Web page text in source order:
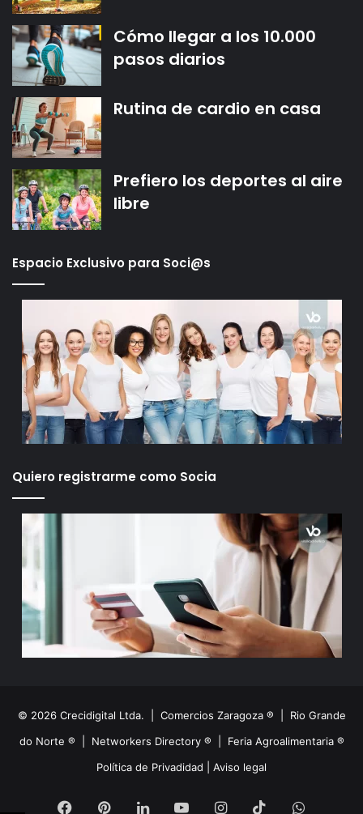
Cómo llegar a los 10.000
pasos diarios
Rutina de cardio en casa
Prefiero los deportes al aire
libre
Espacio Exclusivo para Soci@s
Quiero registrarme como Socia
© 2026 Crecidigital Ltda. | Comercios Zaragoza ®
Rio Grande
do Norte ®
Networkers Directory ®
Feria Agroalimentaria ®
Política de Privadidad
Aviso legal
Facebook
PinterestLinkedInYouTubeInstagram
TikTok